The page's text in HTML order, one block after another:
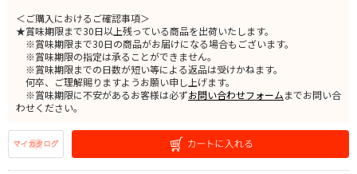
＜ご購入におけるご確認事項＞
★賞味期限まで30日以上残っている商品を出荷いたします。
※賞味期限まで30日の商品がお届けになる場合もございます。
※賞味期限の指定は承ることができません。
※賞味期限までの日数が短い等による返品は受けかねます。
何卒、ご理解賜りますようお願い申し上げます。
※賞味期限に不安があるお客様は必ずお問い合わせフォームまでお問い合
わせください。